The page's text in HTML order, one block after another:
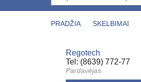
PRADŽIA SKELBIMAI
Regotech
Tel: (8639) 772-77
Pardavėjas